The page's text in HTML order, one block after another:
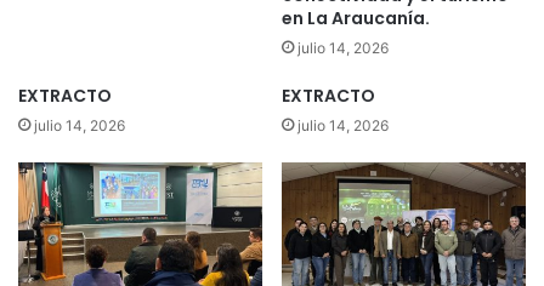
en La Araucanía.
julio 14, 2026
EXTRACTO
julio 14, 2026
EXTRACTO
julio 14, 2026